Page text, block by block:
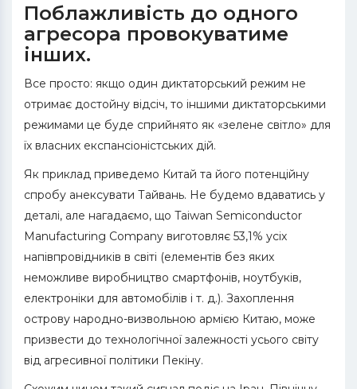
Поблажливість до одного
агресора провокуватиме
інших.
Все просто: якщо один диктаторський режим не
отримає достойну відсіч, то іншими диктаторськими
режимами це буде сприйнято як «зелене світло» для
їх власних експансіоністських дій.
Як приклад приведемо Китай та його потенційну
спробу анексувати Тайвань. Не будемо вдаватись у
деталі, але нагадаємо, що Taiwan Semiconductor
Manufacturing Company виготовляє 53,1% усіх
напівпровідників в світі (елементів без яких
неможливе виробництво смартфонів, ноутбуків,
електроніки для автомобілів і т. д.). Захоплення
острову народно-визвольною армією Китаю, може
призвести до технологічної залежності усього світу
від агресивної політики Пекіну.